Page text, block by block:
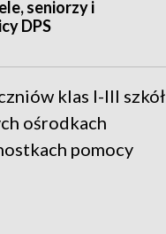
seniorzy i
DPS
klas I-III szkół
ośrodkach
pomocy